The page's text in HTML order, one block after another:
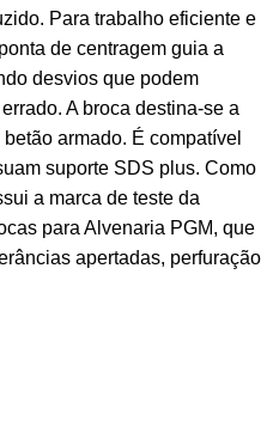
Para trabalho eficiente e
de centragem guia a
desvios que podem
A broca destina-se a
armado. É compatível
suporte SDS plus. Como
a marca de teste da
para Alvenaria PGM, que
apertadas, perfuração